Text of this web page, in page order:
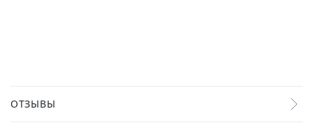
ОТЗЫВЫ